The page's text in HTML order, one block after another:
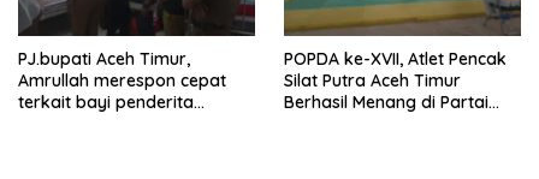
PJ.bupati Aceh Timur,
Amrullah merespon cepat
terkait bayi penderita
POPDA ke-XVII, Atlet Pencak
Silat Putra Aceh Timur
Berhasil Menang di Partai